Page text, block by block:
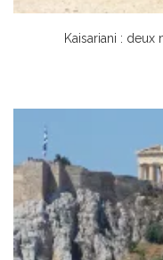
Kaisariani :